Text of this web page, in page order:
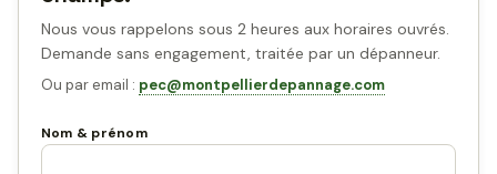
Nous vous rappelons sous 2 heures aux horaires ouvrés.
Demande sans engagement, traitée par un dépanneur.
Ou par email : pec@montpellierdepannage.com
Nom & prénom